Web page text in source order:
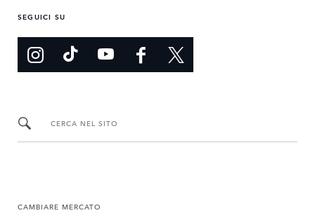
SEGUICI SU
CERCA NEL SITO
CAMBIARE MERCATO